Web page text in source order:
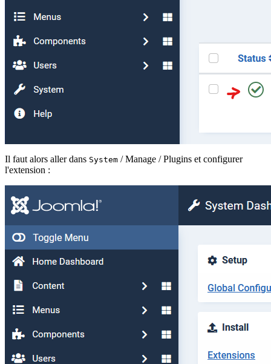
Il faut alors aller dans System / Manage / Plugins et configurer
l'extension :